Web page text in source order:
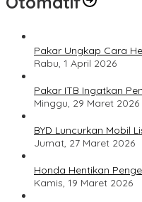
Pakar Ungkap Cara
Rabu, 1 April 2026
Pakar ITB Ingatkan
Minggu, 29 Maret 2026
BYD Luncurkan Mobil
Jumat, 27 Maret 2026
Honda Hentikan
Kamis, 19 Maret 2026